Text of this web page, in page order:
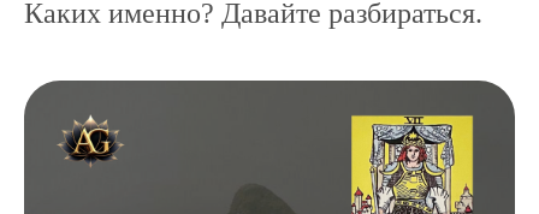
Каких именно? Давайте разбираться.